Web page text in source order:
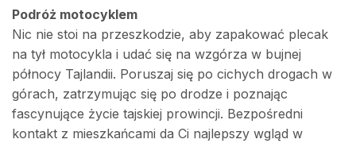
Podróż motocyklem
Nic nie stoi na przeszkodzie, aby zapakować plecak
na tył motocykla i udać się na wzgórza w bujnej
północy Tajlandii. Poruszaj się po cichych drogach w
górach, zatrzymując się po drodze i poznając
fascynujące życie tajskiej prowincji. Bezpośredni
kontakt z mieszkańcami da Ci najlepszy wgląd w